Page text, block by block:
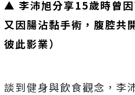
▲ 李沛旭分享15歲時曾因
又因腸沾黏手術，腹腔共
彼此影業）
談到健身與飲食觀念，李